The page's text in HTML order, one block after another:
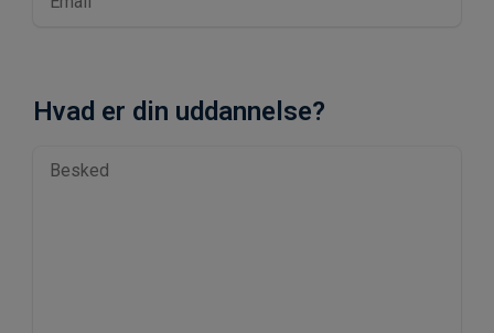
Hvad er din uddannelse?